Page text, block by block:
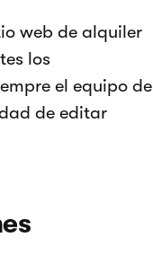
web de alquiler
los
el equipo de
de editar